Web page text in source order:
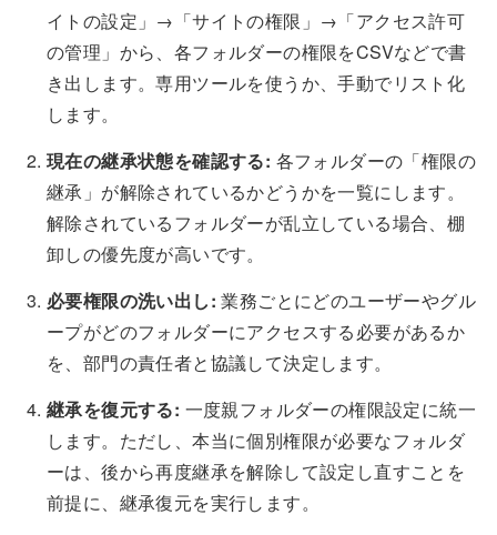
イトの設定」→「サイトの権限」→「アクセス許可
の管理」から、各フォルダーの権限をCSVなどで書
き出します。専用ツールを使うか、手動でリスト化
します。
現在の継承状態を確認する: 各フォルダーの「権限の
継承」が解除されているかどうかを一覧にします。
解除されているフォルダーが乱立している場合、棚
卸しの優先度が高いです。
必要権限の洗い出し: 業務ごとにどのユーザーやグル
ープがどのフォルダーにアクセスする必要があるか
を、部門の責任者と協議して決定します。
継承を復元する: 一度親フォルダーの権限設定に統一
します。ただし、本当に個別権限が必要なフォルダ
ーは、後から再度継承を解除して設定し直すことを
前提に、継承復元を実行します。